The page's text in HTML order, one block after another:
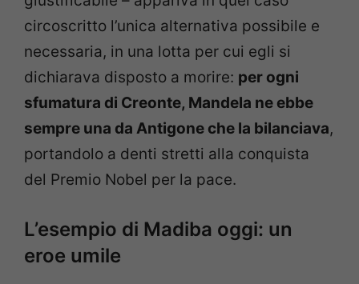
circoscritto l’unica alternativa possibile e
necessaria, in una lotta per cui egli si
dichiarava disposto a morire: per ogni
sfumatura di Creonte, Mandela ne ebbe
sempre una da Antigone che la bilanciava,
portandolo a denti stretti alla conquista
del Premio Nobel per la pace.
L’esempio di Madiba oggi: un
eroe umile